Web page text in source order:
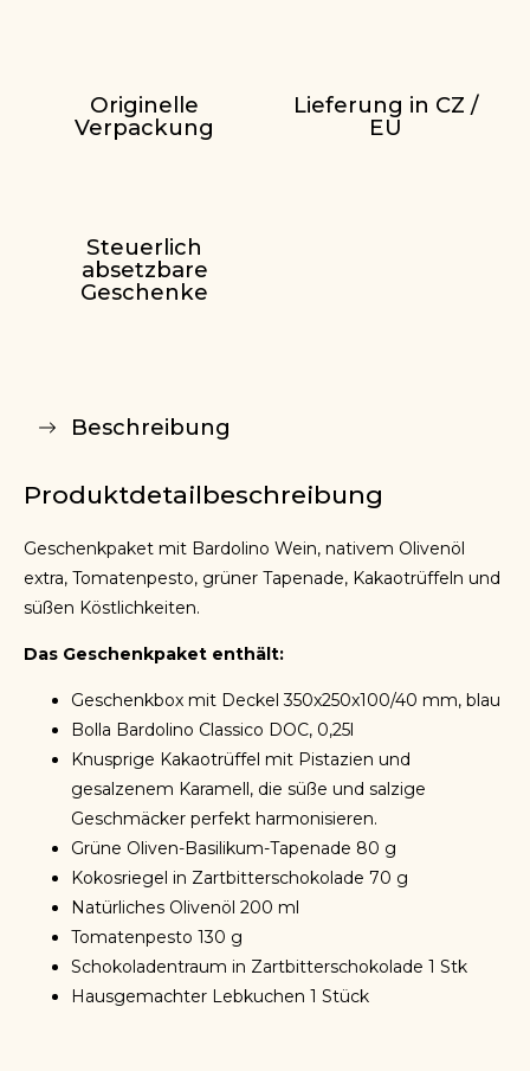
Originelle
Verpackung
Lieferung in CZ /
EU
Steuerlich
absetzbare
Geschenke
Beschreibung
Produktdetailbeschreibung
Geschenkpaket mit Bardolino Wein, nativem Olivenöl
extra, Tomatenpesto, grüner Tapenade, Kakaotrüffeln und
süßen Köstlichkeiten.
Das Geschenkpaket enthält:
Geschenkbox mit Deckel 350x250x100/40 mm, blau
Bolla Bardolino Classico DOC, 0,25l
Knusprige Kakaotrüffel mit Pistazien und
gesalzenem Karamell, die süße und salzige
Geschmäcker perfekt harmonisieren.
Grüne Oliven-Basilikum-Tapenade 80 g
Kokosriegel in Zartbitterschokolade 70 g
Natürliches Olivenöl 200 ml
Tomatenpesto 130 g
Schokoladentraum in Zartbitterschokolade 1 Stk
Hausgemachter Lebkuchen 1 Stück